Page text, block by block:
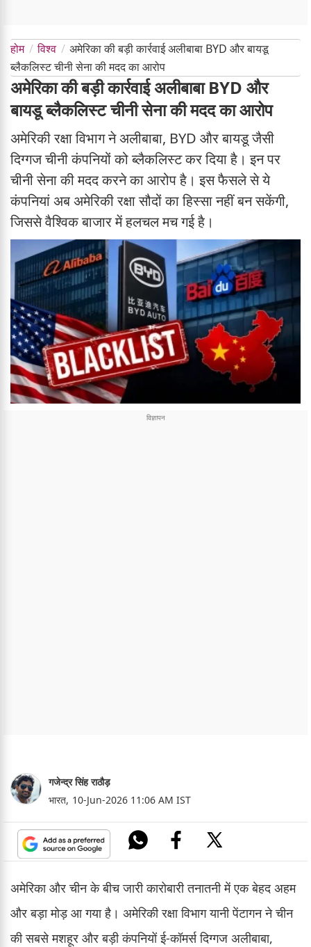
होम विश्व
अमेरिका की बड़ी कार्रवाई अलीबाबा BYD और बायडू
ब्लैकलिस्ट चीनी सेना की मदद का आरोप
अमेरिका की बड़ी कार्रवाई अलीबाबा BYD और
बायडू ब्लैकलिस्ट चीनी सेना की मदद का आरोप
अमेरिकी रक्षा विभाग ने अलीबाबा, BYD और बायडू जैसी
दिग्गज चीनी कंपनियों को ब्लैकलिस्ट कर दिया है। इन पर
चीनी सेना की मदद करने का आरोप है। इस फैसले से ये
कंपनियां अब अमेरिकी रक्षा सौदों का हिस्सा नहीं बन सकेंगी,
जिससे वैश्विक बाजार में हलचल मच गई है।
गजेन्द्र सिंह राठौड़
भारत, 10-Jun-2026 11:06 AM IST
अमेरिका और चीन के बीच जारी कारोबारी तनातनी में एक बेहद अहम
और बड़ा मोड़ आ गया है। अमेरिकी रक्षा विभाग यानी पेंटागन ने चीन
की सबसे मशहूर और बड़ी कंपनियों ई-कॉमर्स दिग्गज अलीबाबा,